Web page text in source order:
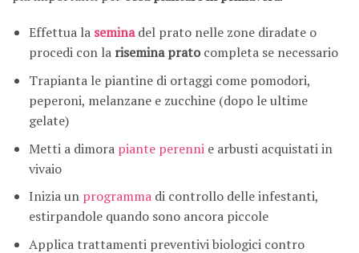
Effettua la seminadel prato nelle zone diradate o
procedi con la risemina pratocompleta se necessario
Trapianta le piantine di ortaggi come pomodori,
peperoni, melanzane e zucchine (dopo le ultime
gelate)
Metti a dimora piante perennie arbusti acquistati in
vivaio
Inizia un programmadi controllo delle infestanti,
estirpandole quando sono ancora piccole
Applica trattamenti preventivi biologici contro